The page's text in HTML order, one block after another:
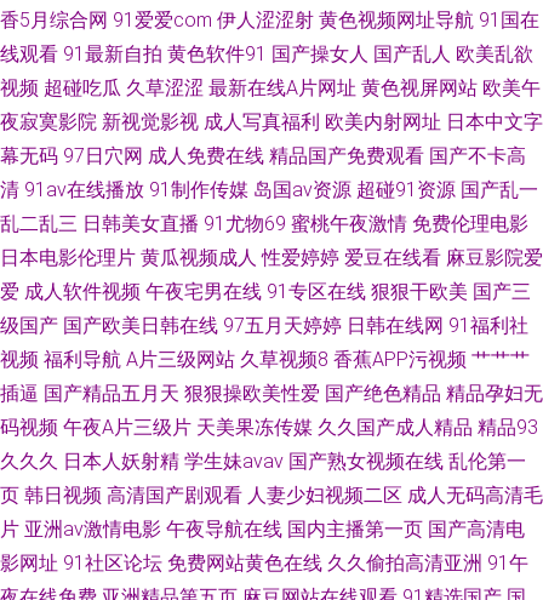
男人天堂 91视频在线观看18 亚洲综合激情色网 欧美黄色网在线 导航资源网
类视频 伦理在线 福利小视频1024 www国产精品黑料 91熟女热 91传媒在线
观看视频 91九色蝌蚪视频网站 精品视频123 91国内大片 九1看片 91视频伊
人网 91色啦自拍 91网战观看 91久久视频 亚洲AV福利 欧美肏肏肏 福利网站
老湿机 91桃色官网免费进入 91不用下载 日韩一区福利导航
香5月综合网 91爱爱com 伊人涩涩射 黄色视频网址导航 91国在
线观看 91最新自拍 黄色软件91 国产操女人 国产乱人 欧美乱欲
视频 超碰吃瓜 久草涩涩 最新在线A片网址 黄色视屏网站 欧美午
夜寂寞影院 新视觉影视 成人写真福利 欧美内射网址 日本中文字
幕无码 97日穴网 成人免费在线 精品国产免费观看 国产不卡高
清 91av在线播放 91制作传媒 岛国av资源 超碰91资源 国产乱一
乱二乱三 日韩美女直播 91尤物69 蜜桃午夜激情 免费伦理电影
日本电影伦理片 黄瓜视频成人 性爱婷婷 爱豆在线看 麻豆影院爱
爱 成人软件视频 午夜宅男在线 91专区在线 狠狠干欧美 国产三
级国产 国产欧美日韩在线 97五月天婷婷 日韩在线网 91福利社
视频 福利导航 A片三级网站 久草视频8 香蕉APP污视频 艹艹艹
插逼 国产精品五月天 狠狠操欧美性爱 国产绝色精品 精品孕妇无
码视频 午夜A片三级片 天美果冻传媒 久久国产成人精品 精品93
久久久 日本人妖射精 学生妹avav 国产熟女视频在线 乱伦第一
页 韩日视频 高清国产剧观看 人妻少妇视频二区 成人无码高清毛
片 亚洲av激情电影 午夜导航在线 国内主播第一页 国产高清电
影网址 91社区论坛 免费网站黄色在线 久久偷拍高清亚洲 91午